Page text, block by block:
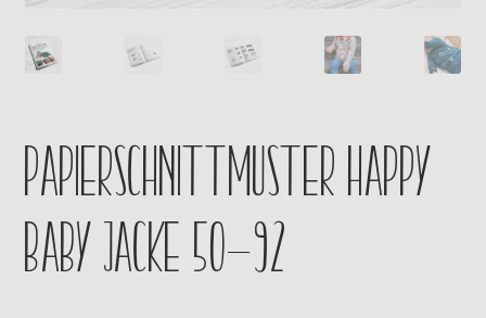
Papierschnittmuster Happy
Baby Jacke 50-92